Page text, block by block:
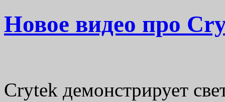
Новое видео про
Crytek демонстрирует